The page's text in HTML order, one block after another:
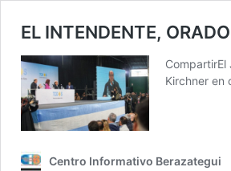
EL INTENDENTE,
Kirchner
Centro Informativo Berazategui